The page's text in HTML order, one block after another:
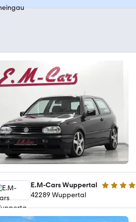
E.M-Cars Wuppertal 4.9 Sterne
42289 Wuppertal